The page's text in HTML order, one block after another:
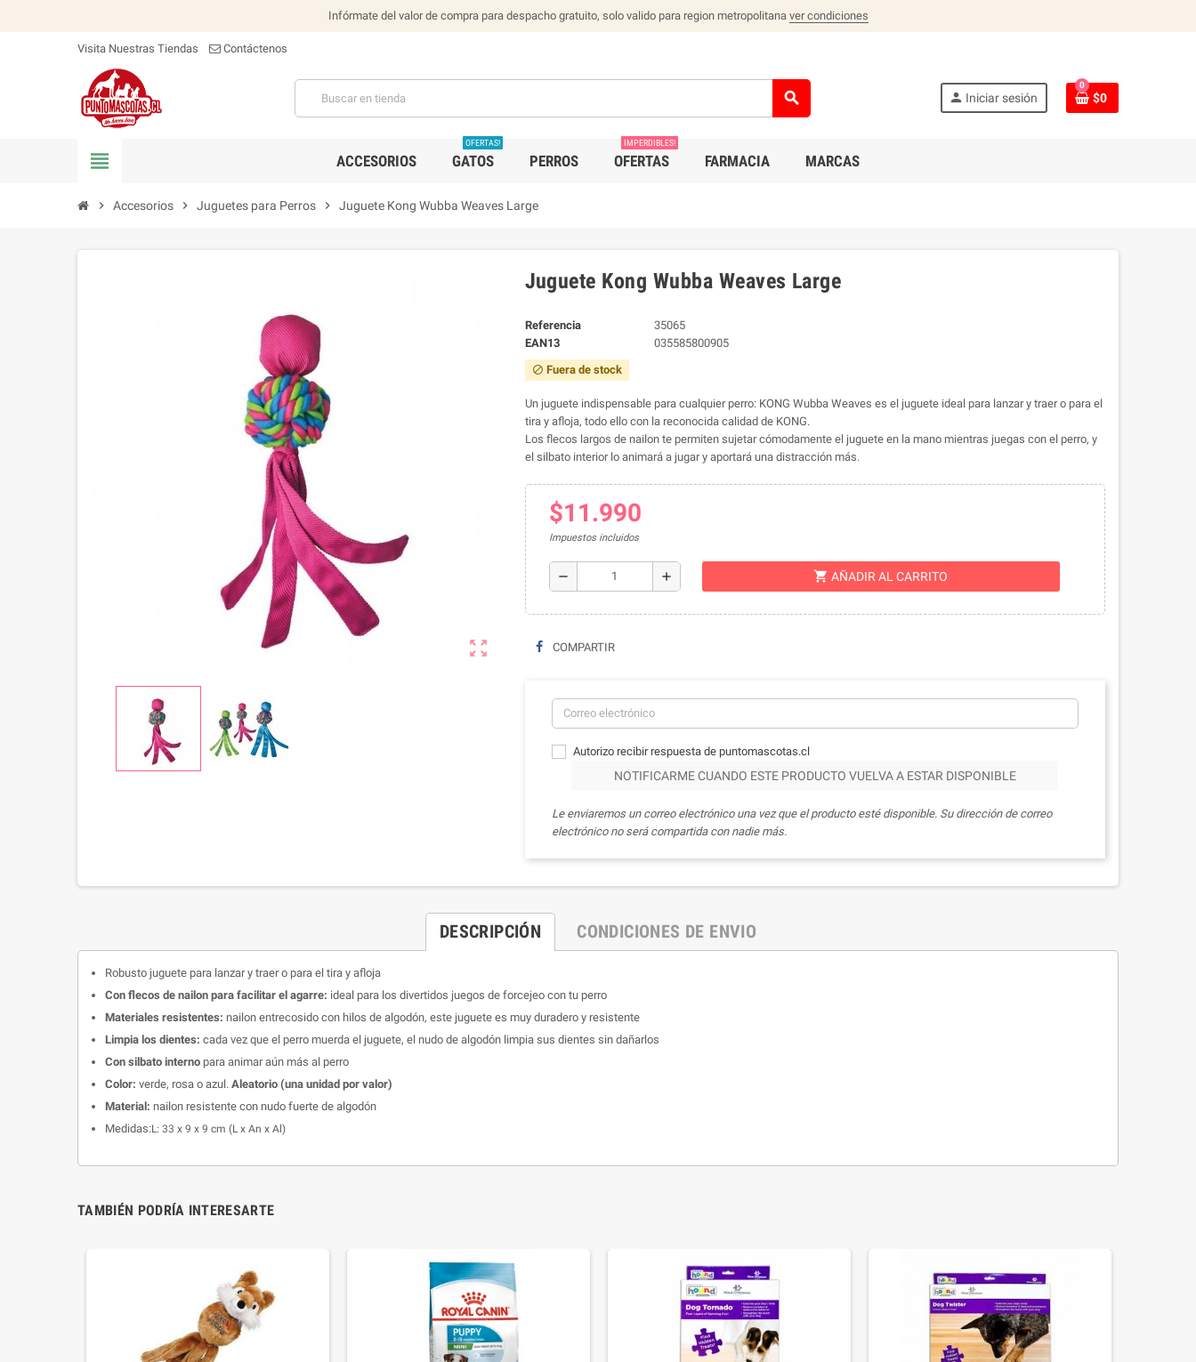
Infórmate del valor de compra para despacho gratuito, solo valido para region metropolitana ver condiciones
Visita Nuestras Tiendas Contáctenos
search person Iniciar sesión
0
$0
view_headline ACCESORIOS GATOS
OFERTAS!
PERROS OFERTAS
IMPERDIBLES!
FARMACIA MARCAS
chevron_right Accesorios chevron_right Juguetes para Perros chevron_right Juguete Kong Wubba Weaves Large
zoom_out_map
Juguete Kong Wubba Weaves Large
Referencia
35065
EAN13
035585800905
block Fuera de stock
Un juguete indispensable para cualquier perro: KONG Wubba Weaves es el juguete ideal para lanzar y traer o para el
tira y afloja, todo ello con la reconocida calidad de KONG.
Los flecos largos de nailon te permiten sujetar cómodamente el juguete en la mano mientras juegas con el perro, y
el silbato interior lo animará a jugar y aportará una distracción más.
$11.990
Impuestos incluidos
remove add shopping_cart AÑADIR AL CARRITO
COMPARTIR
Autorizo recibir respuesta de puntomascotas.cl
NOTIFICARME CUANDO ESTE PRODUCTO VUELVA A ESTAR DISPONIBLE
Le enviaremos un correo electrónico una vez que el producto esté disponible. Su dirección de correo
electrónico no será compartida con nadie más.
DESCRIPCIÓN CONDICIONES DE ENVIO
Robusto juguete para lanzar y traer o para el tira y afloja
Con flecos de nailon para facilitar el agarre: ideal para los divertidos juegos de forcejeo con tu perro
Materiales resistentes: nailon entrecosido con hilos de algodón, este juguete es muy duradero y resistente
Limpia los dientes: cada vez que el perro muerda el juguete, el nudo de algodón limpia sus dientes sin dañarlos
Con silbato interno para animar aún más al perro
Color: verde, rosa o azul. Aleatorio (una unidad por valor)
Material: nailon resistente con nudo fuerte de algodón
Medidas:L: 33 x 9 x 9 cm (L x An x Al)
TAMBIÉN PODRÍA INTERESARTE